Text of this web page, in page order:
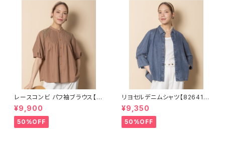
レースコンビ パフ袖ブラウス【8
264106】
¥9,900
50%OFF
リヨセルデニムシャツ【826410
5】
¥9,350
50%OFF